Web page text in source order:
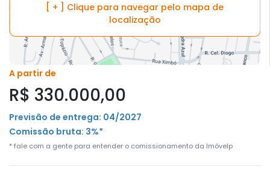
[ + ] Clique para navegar pelo mapa de
localização
A partir de
R$ 330.000,00
Previsão de entrega: 04/2027
Comissão bruta: 3%*
* fale com a gente para entender o comissionamento da Imóvelp